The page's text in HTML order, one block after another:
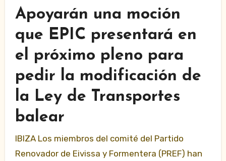
Apoyarán una moción
que EPIC presentará en
el próximo pleno para
pedir la modificación de
la Ley de Transportes
balear
IBIZA ­Los miembros del comité del Partido
Renovador de Eivissa y Formentera (PREF) han